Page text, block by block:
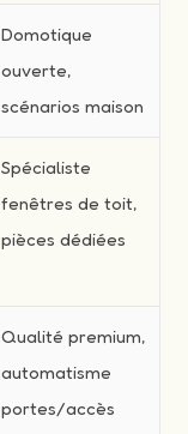
Domotique
ouverte,
scénarios maison
Spécialiste
fenêtres de toit,
pièces dédiées
Qualité premium,
automatisme
portes/accès